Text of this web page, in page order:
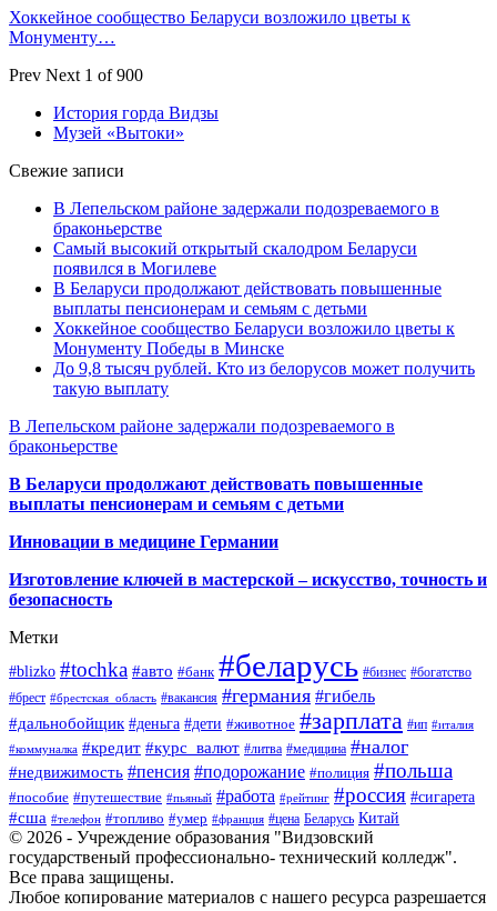
Хоккейное сообщество Беларуси возложило цветы к
Монументу…
Prev Next 1 of 900
История горда Видзы
Музей «Вытоки»
Свежие записи
В Лепельском районе задержали подозреваемого в
браконьерстве
Самый высокий открытый скалодром Беларуси
появился в Могилеве
В Беларуси продолжают действовать повышенные
выплаты пенсионерам и семьям с детьми
Хоккейное сообщество Беларуси возложило цветы к
Монументу Победы в Минске
До 9,8 тысяч рублей. Кто из белорусов может получить
такую выплату
В Лепельском районе задержали подозреваемого в
браконьерстве
В Беларуси продолжают действовать повышенные
выплаты пенсионерам и семьям с детьми
Инновации в медицине Германии
Изготовление ключей в мастерской – искусство, точность и
безопасность
Метки
#blizko #tochka #авто #банк #беларусь #бизнес #богатство
#брест #брестская_область #вакансия #германия #гибель
#дальнобойщик #деньга #дети #животное #зарплата #ип #италия
#коммуналка #кредит #курс_валют #литва #медицина #налог
#недвижимость #пенсия #подорожание #полиция #польша
#пособие #путешествие #пьяный #работа #рейтинг #россия #сигарета
#сша #телефон #топливо #умер #франция #цена Беларусь Китай
© 2026 - Учреждение образования "Видзовский
государственый профессионально- технический колледж".
Все права защищены.
Любое копирование материалов с нашего ресурса разрешается